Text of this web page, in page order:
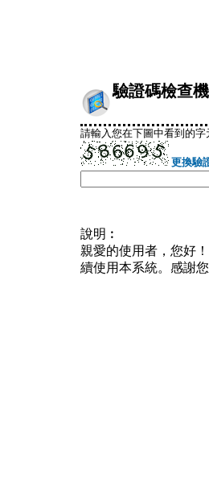
驗證碼檢查
請輸入您在下圖中看到的
更換驗
說明︰
親愛的使用者，您好
續使用本系統。感謝您